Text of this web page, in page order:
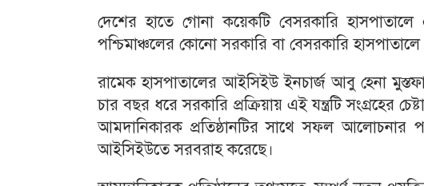
দেশের হাতে গোনা কয়েকটি বেসরকারি
পশ্চিমাঞ্চলের কোনো সরকারি বা বেসরকারি
রামেক হাসপাতালের আইসিইউ ইনচার্জ আবু হেনা
চার বছর ধরে সরকারি প্রক্রিয়ায় এই যন্ত্রটি সংগ্রহের
আমদানিকারক প্রতিষ্ঠানটির সাথে সফল আলোচনার
আইসিইউতে সরবরাহ করেছে।